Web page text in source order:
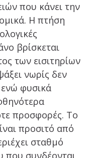
που κάνει την
Η πτήση
βρίσκεται
των εισιτηρίων
νωρίς δεν
φυσικά
προσφορές. Το
προσιτό από
σταθμό
που συνδέονται